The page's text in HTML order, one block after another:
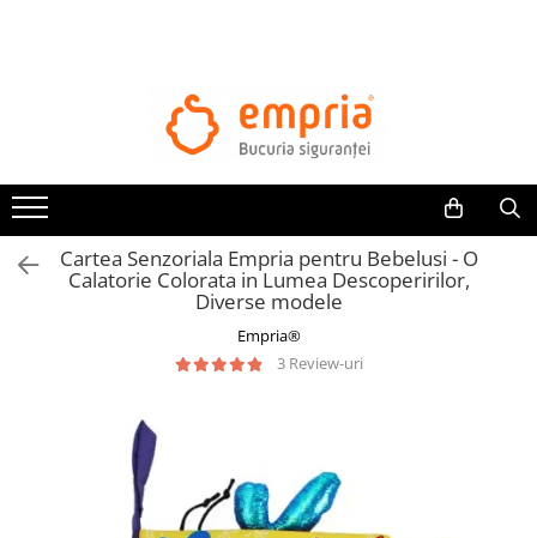
Bariere protectie pentru pat
Protectii mobilier
Banda protectie mobila copii
Protectie colturi mobila copii
Sigurante pentru sertare si usi
Kituri de siguranta pentru copii si
Cartea Senzoriala Empria pentru Bebelusi - O
Calatorie Colorata in Lumea Descoperirilor,
Diverse modele
Empria®
3 Review-uri